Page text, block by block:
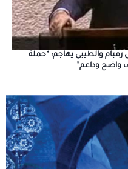
والطيبي يهاجم: “حملة
واضح وداعم”